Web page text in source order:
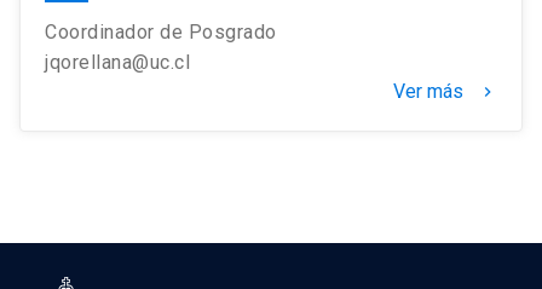
Coordinador de Posgrado
jqorellana@uc.cl
Ver más
keyboard_arrow_right